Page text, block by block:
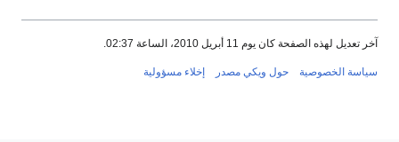
آخر تعديل لهذه الصفحة كان يوم 11 أبريل 2010، الساعة 02:37.
سياسة الخصوصية حول ويكي مصدر إخلاء مسؤولية